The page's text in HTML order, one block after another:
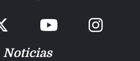
Noticias